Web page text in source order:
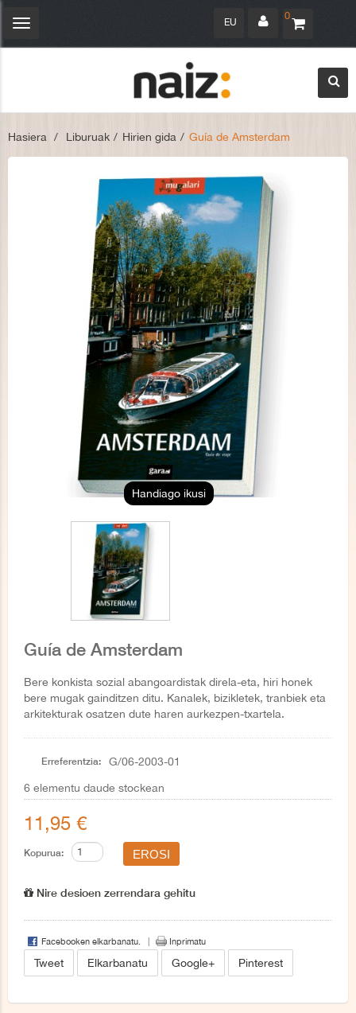
0
EU
Navegación
Hasiera > Liburuak > Hirien gida > Guía de Amsterdam
Handiago ikusi
Guía de Amsterdam
Bere konkista sozial abangoardistak direla-eta, hiri honek
bere mugak gainditzen ditu. Kanalek, bizikletek, tranbiek eta
arkitekturak osatzen dute haren aurkezpen-txartela.
Erreferentzia: G/06-2003-01
6 elementu daude stockean
11,95 €
Kopurua:
Nire desioen zerrendara gehitu
Facebooken elkarbanatu. Inprimatu
Tweet Elkarbanatu Google+ Pinterest